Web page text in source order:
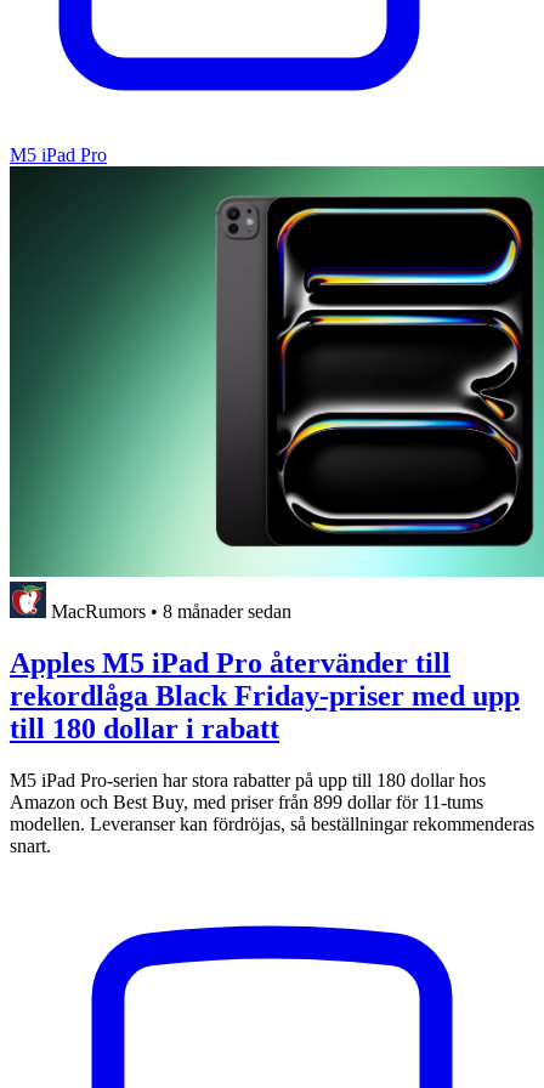
M5 iPad Pro
MacRumors • 8 månader sedan
Apples M5 iPad Pro återvänder till
rekordlåga Black Friday-priser med upp
till 180 dollar i rabatt
M5 iPad Pro-serien har stora rabatter på upp till 180 dollar hos
Amazon och Best Buy, med priser från 899 dollar för 11-tums
modellen. Leveranser kan fördröjas, så beställningar rekommenderas
snart.